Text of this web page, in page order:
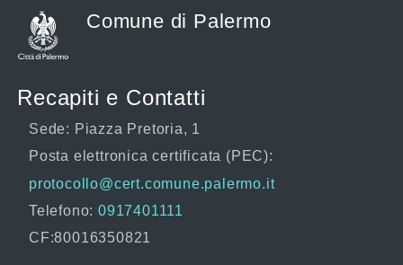
Comune di Palermo
Recapiti e Contatti
Sede: Piazza Pretoria, 1
Posta elettronica certificata (PEC):
protocollo@cert.comune.palermo.it
Telefono: 0917401111
CF:80016350821